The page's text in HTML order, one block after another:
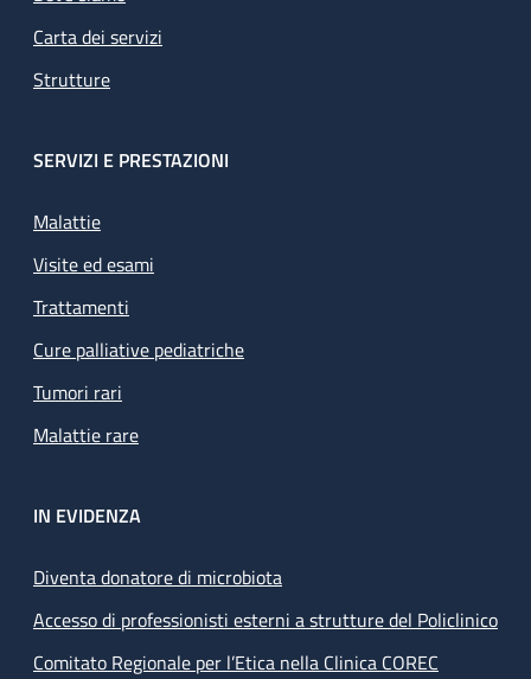
Carta dei servizi
Strutture
SERVIZI E PRESTAZIONI
Malattie
Visite ed esami
Trattamenti
Cure palliative pediatriche
Tumori rari
Malattie rare
IN EVIDENZA
Diventa donatore di microbiota
Accesso di professionisti esterni a strutture del Policlinico
Comitato Regionale per l’Etica nella Clinica COREC